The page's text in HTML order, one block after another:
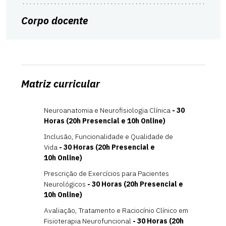
Corpo docente
Matriz curricular
Neuroanatomia e Neurofisiologia Clínica - 30
Horas (20h Presencial e 10h Online)
Inclusão, Funcionalidade e Qualidade de
Vida - 30 Horas (20h Presencial e
10h Online)
Prescrição de Exercícios para Pacientes
Neurológicos - 30 Horas (20h Presencial e
10h Online)
Avaliação, Tratamento e Raciocínio Clínico em
Fisioterapia Neurofuncional - 30 Horas (20h